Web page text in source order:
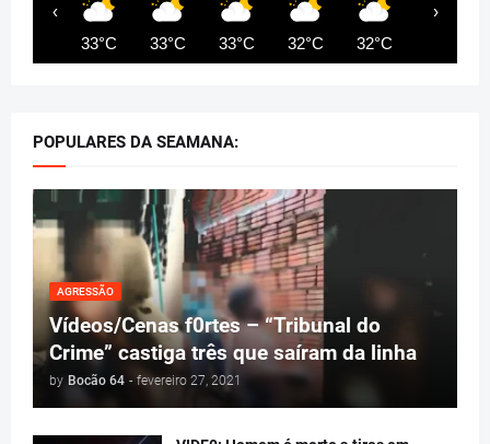
33°C 33°C 33°C 32°C 32°C
‹ ›
POPULARES DA SEAMANA:
AGRESSÃO
Vídeos/Cenas f0rtes – “Tribunal do
Crime” castiga três que saíram da linha
by Bocão 64 - fevereiro 27, 2021